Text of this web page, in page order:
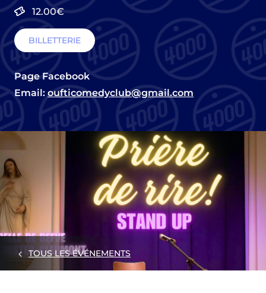
12.00€
BILLETTERIE
Page Facebook
Email:oufticomedyclub@gmail.com
TOUS LES ÉVÉNEMENTS